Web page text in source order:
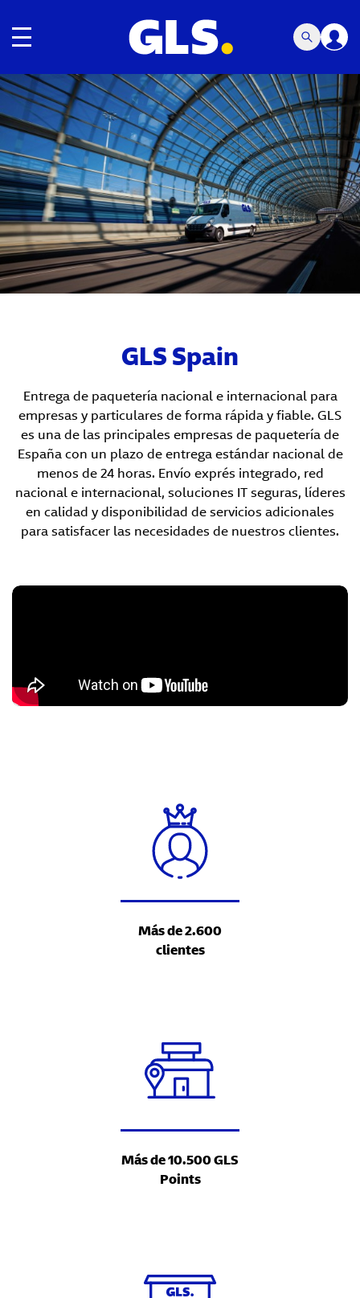
Navegación de palanca
Carousel with slides shown at a time. Use the Previous
GLS Spain
Entrega de paquetería nacional e internacional para
empresas y particulares de forma rápida y fiable. GLS
es una de las principales empresas de paquetería de
España con un plazo de entrega estándar nacional de
menos de 24 horas. Envío exprés integrado, red
nacional e internacional, soluciones IT seguras, líderes
en calidad y disponibilidad de servicios adicionales
para satisfacer las necesidades de nuestros clientes.
Más de 2.600
clientes
Más de 10.500 GLS
Points